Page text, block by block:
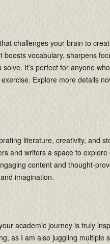
challenges your brain to
boosts vocabulary, sharpens
It’s perfect for anyone
Explore more details
literature, creativity, and
and writers a space to explore
content and thought-
imagination.
academic journey is truly
as I am also juggling multiple